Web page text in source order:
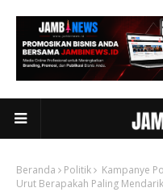
Beranda Politik
Kampanye
Urut Berapakah Paling